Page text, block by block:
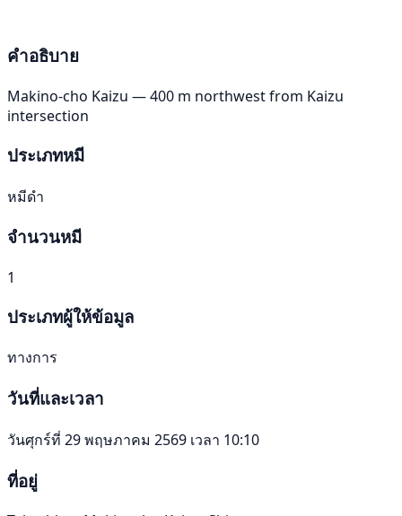
คำอธิบาย
Makino-cho Kaizu — 400 m northwest from Kaizu
intersection
ประเภทหมี
หมีดำ
จำนวนหมี
1
ประเภทผู้ให้ข้อมูล
ทางการ
วันที่และเวลา
วันศุกร์ที่ 29 พฤษภาคม 2569 เวลา 10:10
ที่อยู่